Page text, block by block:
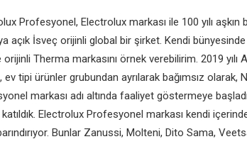
Profesyonel, Electrolux markası ile 100 yılı
açık İsveç orijinli global bir şirket. Kendi bünyesinde
orijinli Therma markasını örnek verebilirim. 2019
ev tipi ürünler grubundan ayrılarak bağımsız
markası adı altında faaliyet göstermeye
Electrolux Profesyonel markası kendi
Bunlar Zanussi, Molteni, Dito Sama,